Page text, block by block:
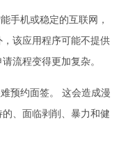
手机或稳定的互联网，
该应用程序可能不提供
流程变得更加复杂。
预约面签。 这会造成漫
、面临剥削、暴力和健